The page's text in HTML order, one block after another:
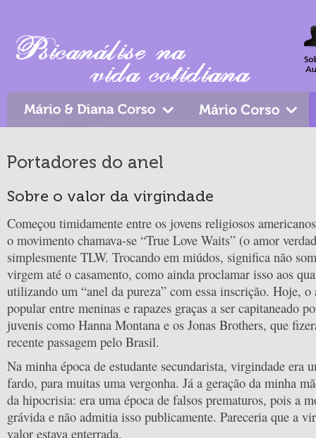
Portadores do anel
Sobre o valor da virgindade
Começou timidamente entre os jovens religiosos
o movimento chamava-se “True Love Waits” (o amor
simplesmente TLW. Trocando em miúdos, significa não
virgem até o casamento, como ainda proclamar isso aos
utilizando um “anel da pureza” com essa inscrição. Hoje, o
popular entre meninas e rapazes graças a ser capitaneado
juvenis como Hanna Montana e os Jonas Brothers, que
recente passagem pelo Brasil.
Na minha época de estudante secundarista, virgindade era
fardo, para muitas uma vergonha. Já a geração da minha
da hipocrisia: era uma época de falsos prematuros, pois a
grávida e não admitia isso publicamente. Pareceria que a
valor estava enterrada.